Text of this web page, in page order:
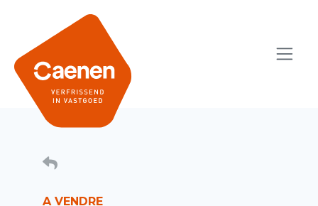
A VENDRE